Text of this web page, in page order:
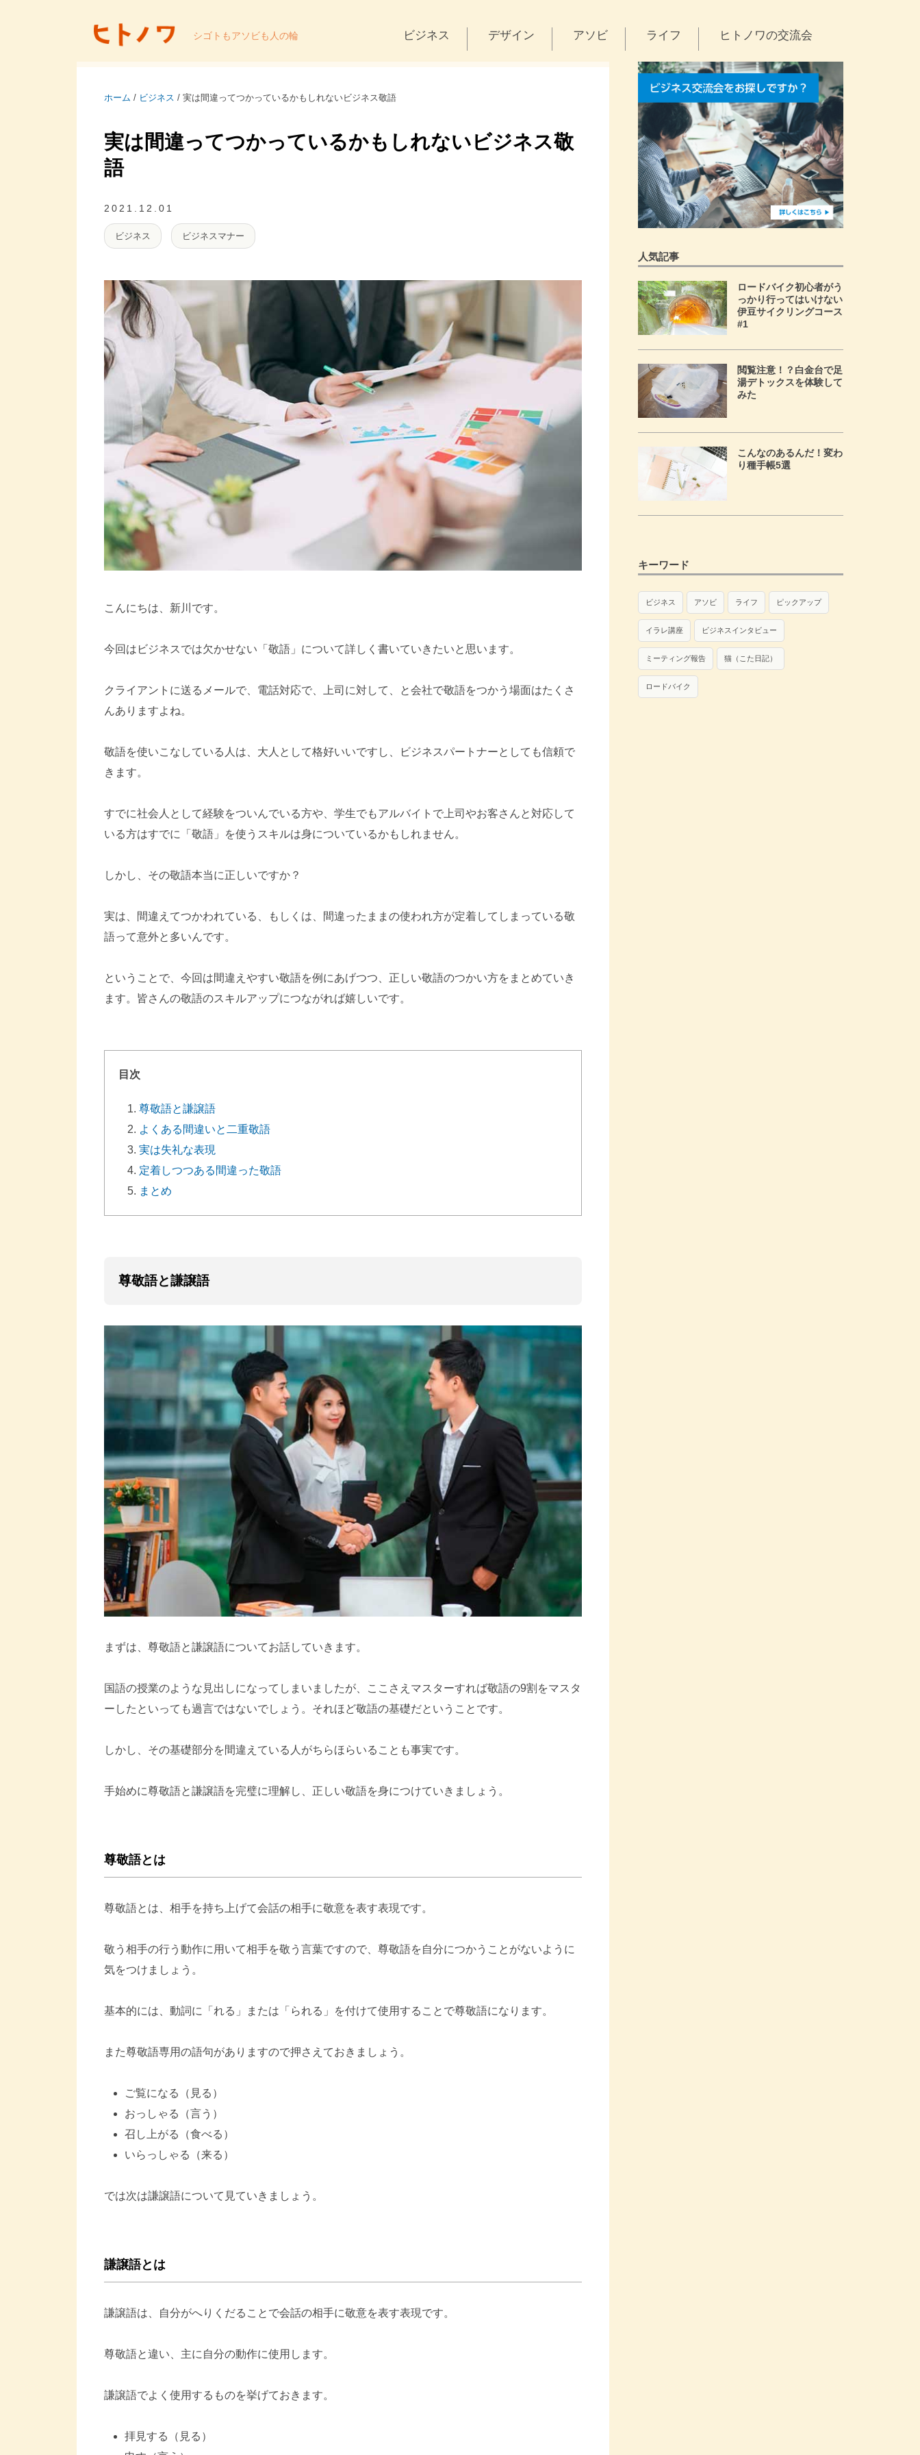
シゴトもアソビも人の輪 ビジネス デザイン アソビ ライフ ヒトノワの交流会
ホーム / ビジネス / 実は間違ってつかっているかもしれないビジネス敬語
実は間違ってつかっているかもしれないビジネス敬
語
2021.12.01
ビジネス ビジネスマナー
こんにちは、新川です。
今回はビジネスでは欠かせない「敬語」について詳しく書いていきたいと思います。
クライアントに送るメールで、電話対応で、上司に対して、と会社で敬語をつかう場面はたくさ
んありますよね。
敬語を使いこなしている人は、大人として格好いいですし、ビジネスパートナーとしても信頼で
きます。
すでに社会人として経験をついんでいる方や、学生でもアルバイトで上司やお客さんと対応して
いる方はすでに「敬語」を使うスキルは身についているかもしれません。
しかし、その敬語本当に正しいですか？
実は、間違えてつかわれている、もしくは、間違ったままの使われ方が定着してしまっている敬
語って意外と多いんです。
ということで、今回は間違えやすい敬語を例にあげつつ、正しい敬語のつかい方をまとめていき
ます。皆さんの敬語のスキルアップにつながれば嬉しいです。
目次
尊敬語と謙譲語
よくある間違いと二重敬語
実は失礼な表現
定着しつつある間違った敬語
まとめ
尊敬語と謙譲語
まずは、尊敬語と謙譲語についてお話していきます。
国語の授業のような見出しになってしまいましたが、ここさえマスターすれば敬語の9割をマスタ
ーしたといっても過言ではないでしょう。それほど敬語の基礎だということです。
しかし、その基礎部分を間違えている人がちらほらいることも事実です。
手始めに尊敬語と謙譲語を完璧に理解し、正しい敬語を身につけていきましょう。
尊敬語とは
尊敬語とは、相手を持ち上げて会話の相手に敬意を表す表現です。
敬う相手の行う動作に用いて相手を敬う言葉ですので、尊敬語を自分につかうことがないように
気をつけましょう。
基本的には、動詞に「れる」または「られる」を付けて使用することで尊敬語になります。
また尊敬語専用の語句がありますので押さえておきましょう。
ご覧になる（見る）
おっしゃる（言う）
召し上がる（食べる）
いらっしゃる（来る）
では次は謙譲語について見ていきましょう。
謙譲語とは
謙譲語は、自分がへりくだることで会話の相手に敬意を表す表現です。
尊敬語と違い、主に自分の動作に使用します。
謙譲語でよく使用するものを挙げておきます。
拝見する（見る）
人気記事
ロードバイク初心者がう
っかり行ってはいけない
伊豆サイクリングコース
#1
閲覧注意！？白金台で足
湯デトックスを体験して
みた
こんなのあるんだ！変わ
り種手帳5選
キーワード
ビジネス アソビ ライフ ピックアップ
イラレ講座 ビジネスインタビュー
ミーティング報告 猫（こた日記）
ロードバイク